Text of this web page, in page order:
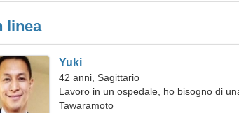
linea
Yuki
42 anni, Sagittario
Lavoro in un ospedale, ho bisogno di
donna appassionata
Tawaramoto